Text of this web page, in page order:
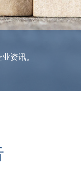
业资讯。